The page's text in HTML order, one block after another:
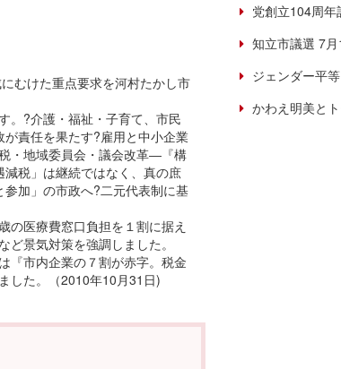
むけた重点要求を河村たかし市
。?介護・福祉・子育て、市民
責任を果たす?雇用と中小企業
・地域委員会・議会改革―『構
税」は継続ではなく、真の庶
加」の市政へ?二元代表制に基
医療費窓口負担を１割に据え
景気対策を強調しました。
『市内企業の７割が赤字。税金
した。（2010年10月31日)
党創立104周年
知立市議選 7
ジェンダー平
かわえ明美と